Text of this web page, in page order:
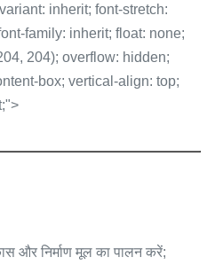
inherit; font-stretch:
family: inherit; float: none;
204); overflow: hidden;
box; vertical-align: top;
और निर्माण मूल का पालन करें;